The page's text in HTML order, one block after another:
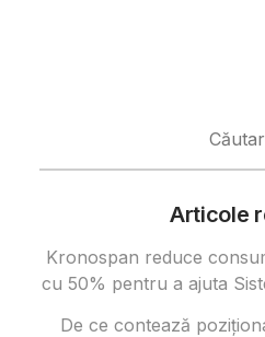
Articole
Kronospan reduce
cu 50% pentru a ajuta
De ce contează